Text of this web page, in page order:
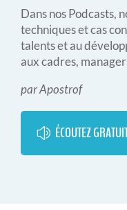
Dans nos Podcasts,
techniques et cas
talents et au
aux cadres,
par Apostrof
ÉCOUTEZ